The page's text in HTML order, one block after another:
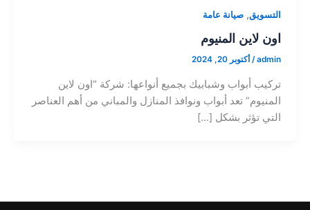
التسويق, صيانة عامة
اون لاين المنيوم
admin
/ أكتوبر 20, 2024
تركيب أبواب وشبابيك بجميع أنواعها: شركة “اون لاين
المنيوم” تعد أبواب ونوافذ المنازل والمباني من أهم العناصر
التي تؤثر بشكل […]